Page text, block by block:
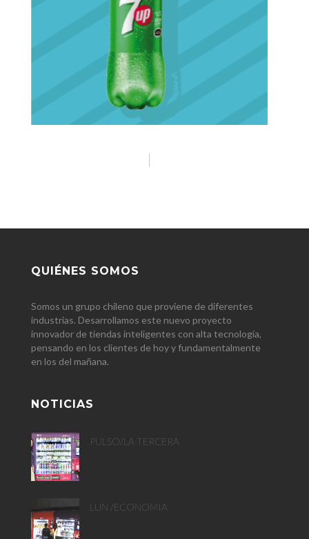
QUIÉNES SOMOS
Somos un grupo chileno que proviene de diferentes
industrias. Desarrollamos este nuevo proyecto
innovador de tiendas inteligentes con alta tecnología,
pensando en los clientes de hoy y fundamentalmente
en los del mañana.
NOTICIAS
PULSO/LA TERCERA
LUN /ECONOMIA